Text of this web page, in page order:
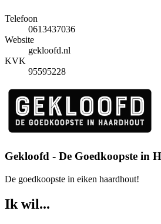
Telefoon
0613437036
Website
gekloofd.nl
KVK
95595228
Gekloofd - De Goedkoopste in
De goedkoopste in eiken haardhout!
Ik wil...